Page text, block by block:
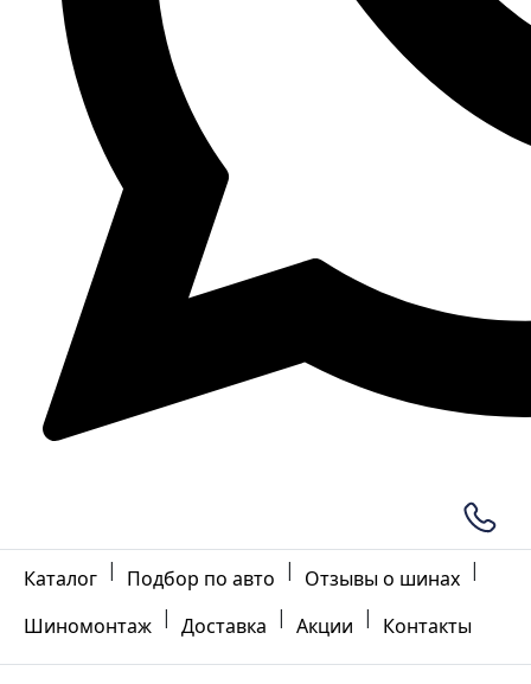
Каталог | Подбор по авто | Отзывы о шинах |
Шиномонтаж | Доставка | Акции | Контакты